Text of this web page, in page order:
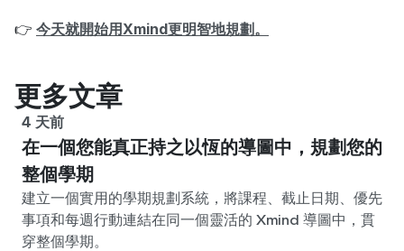
👉 今天就開始用Xmind更明智地規劃。
更多文章
4 天前
在一個您能真正持之以恆的導圖中，規劃您的
整個學期
建立一個實用的學期規劃系統，將課程、截止日期、優先
事項和每週行動連結在同一個靈活的 Xmind 導圖中，貫
穿整個學期。